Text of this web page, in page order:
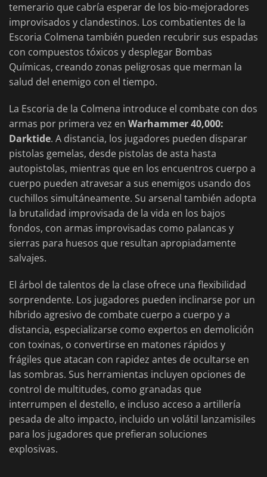
temerario que cabría esperar de los bio-mejoradores
improvisados y clandestinos. Los combatientes de la
Escoria Colmena también pueden recubrir sus espadas
con compuestos tóxicos y desplegar Bombas
Químicas, creando zonas peligrosas que merman la
salud del enemigo con el tiempo.
La Escoria de la Colmena introduce el combate con dos
armas por primera vez en Warhammer 40,000:
Darktide. A distancia, los jugadores pueden disparar
pistolas gemelas, desde pistolas de asta hasta
autopistolas, mientras que en los encuentros cuerpo a
cuerpo pueden atravesar a sus enemigos usando dos
cuchillos simultáneamente. Su arsenal también adopta
la brutalidad improvisada de la vida en los bajos
fondos, con armas improvisadas como palancas y
sierras para huesos que resultan apropiadamente
salvajes.
El árbol de talentos de la clase ofrece una flexibilidad
sorprendente. Los jugadores pueden inclinarse por un
híbrido agresivo de combate cuerpo a cuerpo y a
distancia, especializarse como expertos en demolición
con toxinas, o convertirse en matones rápidos y
frágiles que atacan con rapidez antes de ocultarse en
las sombras. Sus herramientas incluyen opciones de
control de multitudes, como granadas que
interrumpen el destello, e incluso acceso a artillería
pesada de alto impacto, incluido un volátil lanzamisiles
para los jugadores que prefieran soluciones
explosivas.